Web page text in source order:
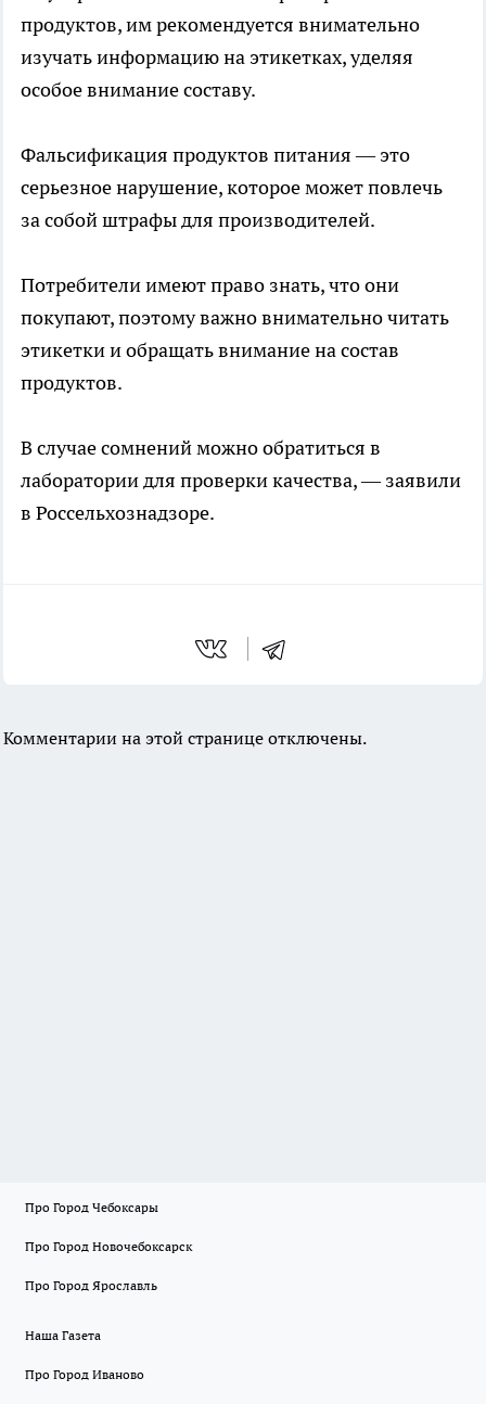
продуктов, им рекомендуется внимательно
изучать информацию на этикетках, уделяя
особое внимание составу.
Фальсификация продуктов питания — это
серьезное нарушение, которое может повлечь
за собой штрафы для производителей.
Потребители имеют право знать, что они
покупают, поэтому важно внимательно читать
этикетки и обращать внимание на состав
продуктов.
В случае сомнений можно обратиться в
лаборатории для проверки качества, — заявили
в Россельхознадзоре.
Комментарии на этой странице отключены.
Про Город Чебоксары
Про Город Новочебоксарск
Про Город Ярославль
Наша Газета
Про Город Иваново